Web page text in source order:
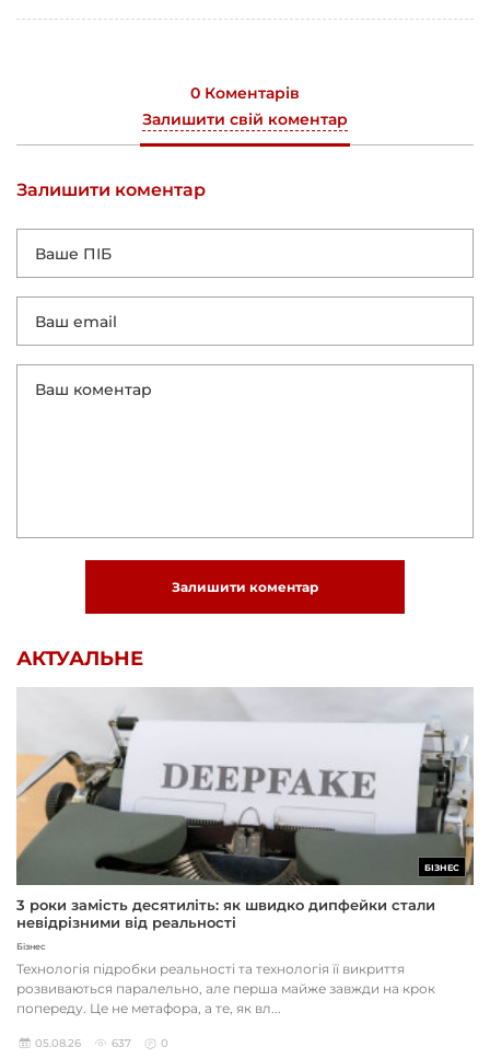
0 Коментарів
Залишити свій коментар
Залишити коментар
Залишити коментар
АКТУАЛЬНЕ
БІЗНЕС
3 роки замість десятиліть: як швидко дипфейки стали
невідрізними від реальності
Бізнес
Технологія підробки реальності та технологія її викриття
розвиваються паралельно, але перша майже завжди на крок
попереду. Це не метафора, а те, як вл...
05.08.26 637 0